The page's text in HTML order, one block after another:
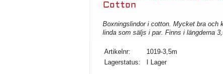
Cotton
Boxningslindor i cotton. Mycket bra och
linda som säljs i par. Finns i längderna
Artikelnr:
1019-3,5m
Lagerstatus:
I Lager